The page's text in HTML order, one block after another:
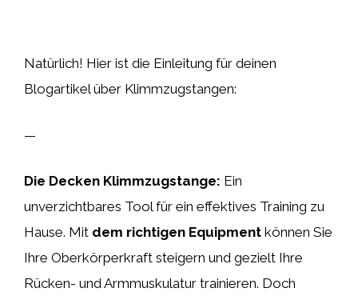
Natürlich! Hier ist die Einleitung für deinen
Blogartikel über Klimmzugstangen:
—
Die Decken Klimmzugstange: Ein
unverzichtbares Tool für ein effektives Training zu
Hause. Mit dem richtigen Equipment können Sie
Ihre Oberkörperkraft steigern und gezielt Ihre
Rücken- und Armmuskulatur trainieren. Doch